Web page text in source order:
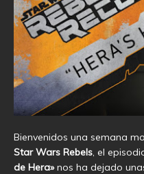
Bienvenidos una semana
Star Wars Rebels, el
de Hera»nos ha dejado